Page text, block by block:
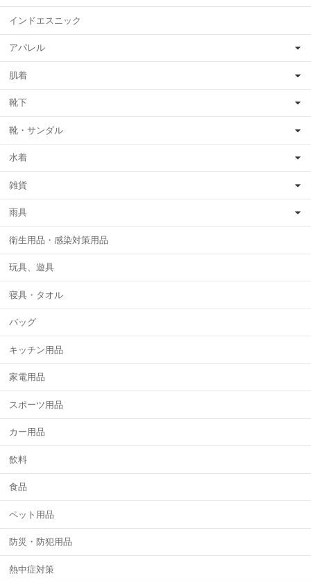
インドエスニック
アパレル
肌着
靴下
靴・サンダル
水着
雑貨
雨具
衛生用品・感染対策用品
玩具、遊具
寝具・タオル
バッグ
キッチン用品
家電用品
スポーツ用品
カー用品
飲料
食品
ペット用品
防災・防犯用品
熱中症対策